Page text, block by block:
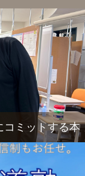
コミットする本